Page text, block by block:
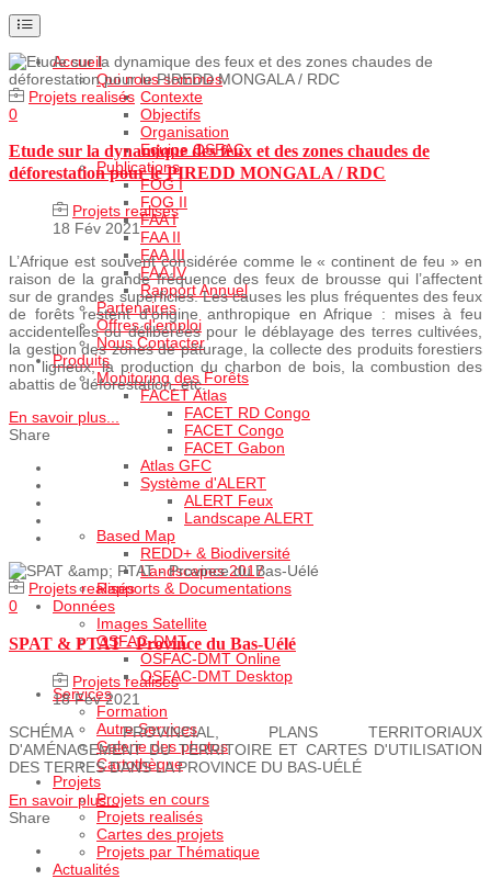
Accueil
Qui nous sommes
Contexte
Objectifs
Organisation
Equipe OSFAC
Publications
FOG I
FOG II
FAA I
FAA II
FAA III
FAA IV
Rapport Annuel
Partenaires
Offres d'emploi
Nous Contacter
Produits
Monitoring des Forêts
FACET Atlas
FACET RD Congo
FACET Congo
FACET Gabon
Atlas GFC
Système d'ALERT
ALERT Feux
Landscape ALERT
Based Map
REDD+ & Biodiversité
Landscapes 2017
Rapports & Documentations
Données
Images Satellite
OSFAC-DMT
OSFAC-DMT Online
OSFAC-DMT Desktop
Services
Formation
Autre Services
Galerie des photos
Cartothèque
Projets
Projets en cours
Projets realisés
Cartes des projets
Projets par Thématique
Actualités
Projets realisés
0
Etude sur la dynamique des feux et des zones chaudes de
déforestation pour le PIREDD MONGALA / RDC
Projets realisés
18 Fév 2021
L’Afrique est souvent considérée comme le « continent de feu » en
raison de la grande fréquence des feux de brousse qui l’affectent
sur de grandes superficies. Les causes les plus fréquentes des feux
de forêts restent d’origine anthropique en Afrique : mises à feu
accidentelles ou délibérées pour le déblayage des terres cultivées,
la gestion des zones de pâturage, la collecte des produits forestiers
non ligneux, la production du charbon de bois, la combustion des
abattis de déforestation, etc.
En savoir plus...
Share
Projets realisés
0
SPAT & PTAT - Province du Bas-Uélé
Projets realisés
18 Fév 2021
SCHÉMA PROVINCIAL, PLANS TERRITORIAUX
D'AMÉNAGEMENT DU TERRITOIRE ET CARTES D'UTILISATION
DES TERRES DANS LA PROVINCE DU BAS‐UÉLÉ
En savoir plus...
Share